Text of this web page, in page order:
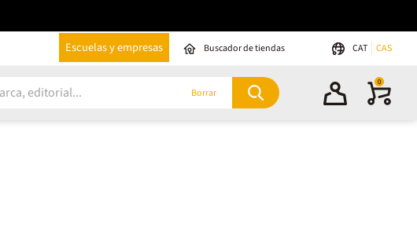
Escuelas y empresas Buscador de tiendas CAT CAS
Borrar
0